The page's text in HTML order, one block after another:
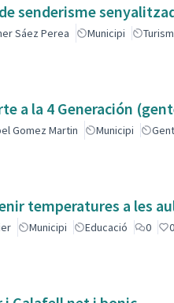
senderisme
Sáez Perea Municipi
Soporte a la 4
Gomez Martin Municipi
temperatures a les
Municipi Educació 0 0